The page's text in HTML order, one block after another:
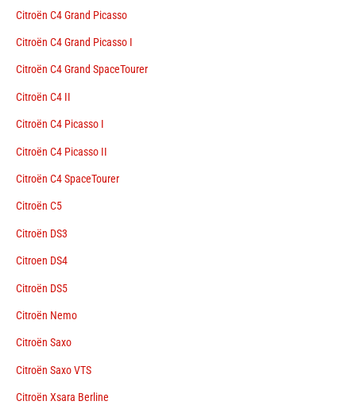
Citroën C4 Grand Picasso
Citroën C4 Grand Picasso I
Citroën C4 Grand SpaceTourer
Citroën C4 II
Citroën C4 Picasso I
Citroën C4 Picasso II
Citroën C4 SpaceTourer
Citroën C5
Citroën DS3
Citroen DS4
Citroën DS5
Citroën Nemo
Citroën Saxo
Citroën Saxo VTS
Citroën Xsara Berline